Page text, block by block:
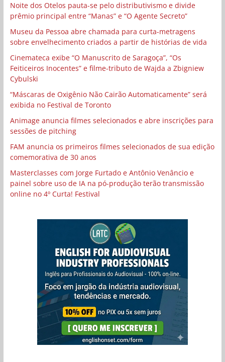
Noite dos Otelos pauta-se pelo distributivismo e divide
prêmio principal entre “Manas” e “O Agente Secreto”
Museu da Pessoa abre chamada para curta-metragens
sobre envelhecimento criados a partir de histórias de vida
Cinemateca exibe “O Manuscrito de Saragoça”, “Os
Feiticeiros Inocentes” e filme-tributo de Wajda a Zbigniew
Cybulski
“Máscaras de Oxigênio Não Cairão Automaticamente” será
exibida no Festival de Toronto
Animage anuncia filmes selecionados e abre inscrições para
sessões de pitching
FAM anuncia os primeiros filmes selecionados de sua edição
comemorativa de 30 anos
Masterclasses com Jorge Furtado e Antônio Venâncio e
painel sobre uso de IA na pó-produção terão transmissão
online no 4º Curta! Festival